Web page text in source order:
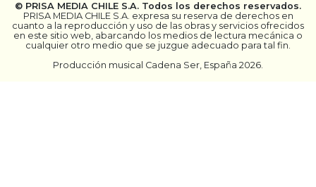
© PRISA MEDIA CHILE S.A. Todos los derechos reservados.
PRISA MEDIA CHILE S.A. expresa su reserva de derechos en
cuanto a la reproducción y uso de las obras y servicios ofrecidos
en este sitio web, abarcando los medios de lectura mecánica o
cualquier otro medio que se juzgue adecuado para tal fin.
Producción musical Cadena Ser, España 2026.